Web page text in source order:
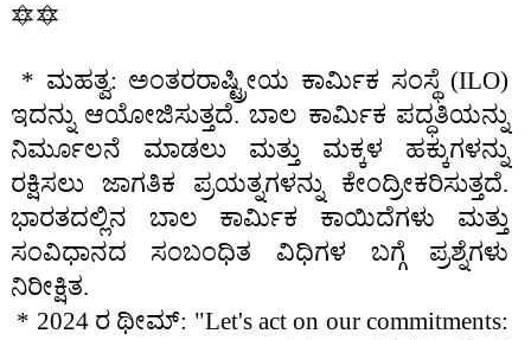
🔯🔯
* ಮಹತ್ವ: ಅಂತರರಾಷ್ಟ್ರೀಯ ಕಾರ್ಮಿಕ ಸಂಸ್ಥೆ (ILO)
ಇದನ್ನು ಆಯೋಜಿಸುತ್ತದೆ. ಬಾಲ ಕಾರ್ಮಿಕ ಪದ್ಧತಿಯನ್ನು
ನಿರ್ಮೂಲನೆ ಮಾಡಲು ಮತ್ತು ಮಕ್ಕಳ ಹಕ್ಕುಗಳನ್ನು
ರಕ್ಷಿಸಲು ಜಾಗತಿಕ ಪ್ರಯತ್ನಗಳನ್ನು ಕೇಂದ್ರೀಕರಿಸುತ್ತದೆ.
ಭಾರತದಲ್ಲಿನ ಬಾಲ ಕಾರ್ಮಿಕ ಕಾಯಿದೆಗಳು ಮತ್ತು
ಸಂವಿಧಾನದ ಸಂಬಂಧಿತ ವಿಧಿಗಳ ಬಗ್ಗೆ ಪ್ರಶ್ನೆಗಳು
ನಿರೀಕ್ಷಿತ.
* 2024 ರ ಥೀಮ್: "Let's act on our commitments: